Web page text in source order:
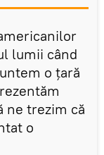
lumii când
o țară
ne trezim că
o